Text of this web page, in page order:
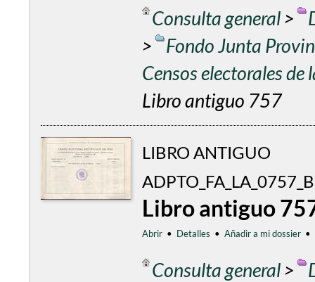
Consulta general>
>
Fondo Junta
Censos electorales
Libro antiguo 757
LIBRO ANTIGUO
Libro antiguo
Abrir • Detalles • Añadir a mi dossier •
Consulta general>